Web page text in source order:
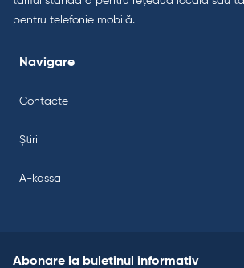
pentru telefonie mobilă.
Navigare
Contacte
Știri
A-kassa
Abonare la buletinul informativ